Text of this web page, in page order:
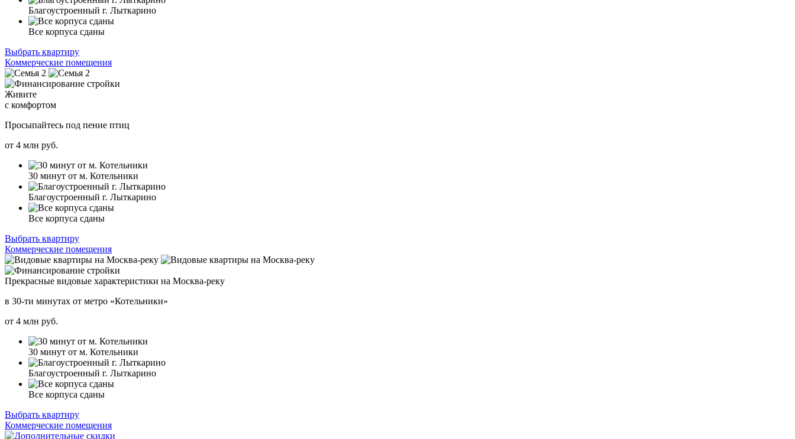
Благоустроенный г. Лыткарино
Все корпуса сданы
Выбрать квартиру
Коммерческие помещения
Живите
с комфортом
Просыпайтесь под пение птиц
от 4 млн руб.
30 минут от м. Котельники
Благоустроенный г. Лыткарино
Все корпуса сданы
Выбрать квартиру
Коммерческие помещения
Прекрасные видовые характеристики на Москва-реку
в 30-ти минутах от метро «Котельники»
от 4 млн руб.
30 минут от м. Котельники
Благоустроенный г. Лыткарино
Все корпуса сданы
Выбрать квартиру
Коммерческие помещения